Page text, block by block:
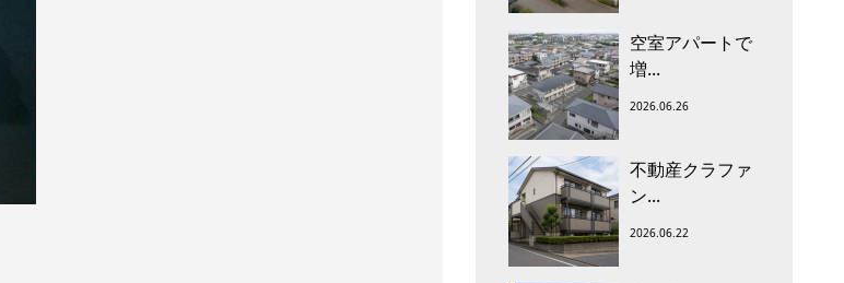
空室アパートで
増...
2026.06.26
不動産クラファ
ン...
2026.06.22